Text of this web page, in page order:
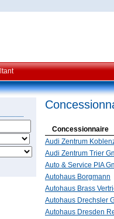
Concessionnaire
Audi Zentrum
Audi Zentrum Trier
Auto & Service PIA
Autohaus Borgmann
Autohaus Brass
Autohaus Drechsler
Autohaus Dresden